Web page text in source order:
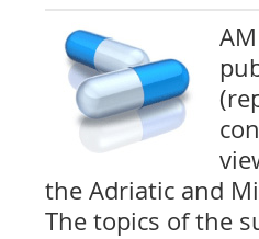
the Adriatic and
The topics of the